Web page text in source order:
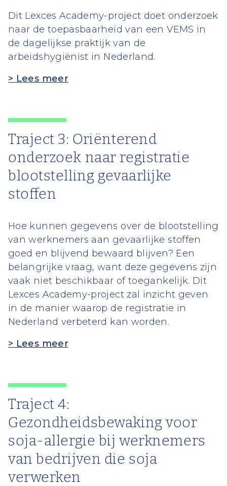
Dit Lexces Academy-project doet onderzoek
naar de toepasbaarheid van een VEMS in
de dagelijkse praktijk van de
arbeidshygiënist in Nederland.
> Lees meer
Traject 3: Oriënterend
onderzoek naar registratie
blootstelling gevaarlijke
stoffen
Hoe kunnen gegevens over de blootstelling
van werknemers aan gevaarlijke stoffen
goed en blijvend bewaard blijven? Een
belangrijke vraag, want deze gegevens zijn
vaak niet beschikbaar of toegankelijk. Dit
Lexces Academy-project zal inzicht geven
in de manier waarop de registratie in
Nederland verbeterd kan worden.
> Lees meer
Traject 4:
Gezondheidsbewaking voor
soja-allergie bij werknemers
van bedrijven die soja
verwerken